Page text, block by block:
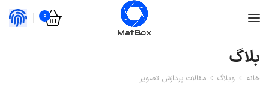
0
بلاگ
خانه وبلاگ مقالات پردازش تصویر